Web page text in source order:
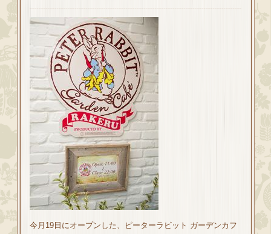
今月19日にオープンした、ピーターラビット ガーデンカフ